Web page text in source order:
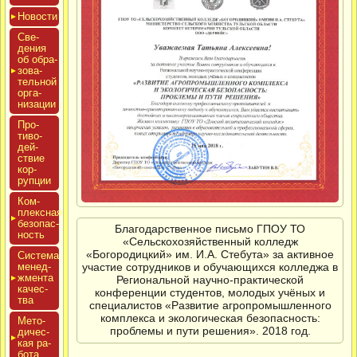
Новос­ти
Све­
дения
об об­ра­
зова­
тель­ной
ор­га­
низа­ции
Про­
тиво­
дей­
ствие
кор­
рупции
Ком­
плексная
бе­зопас­
ность
Сис­те­ма
ме­нед­
жмен­та
ка­чес­
тва
Мето­
дичес­
кая ра­
бота
Благодарственное письмо ГПОУ ТО
«Сельскохозяйственный колледж
«Богородицкий» им. И.А. Стебута» за активное
участие сотрудников и обучающихся колледжа в
Региональной научно-практической
конференции студентов, молодых учёных и
специалистов «Развитие агропромышленного
комплекса и экологическая безопасность:
проблемы и пути решения». 2018 год.